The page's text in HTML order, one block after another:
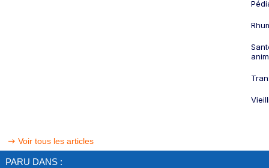
Voir tous les articles
PARU DANS :